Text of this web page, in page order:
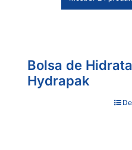
Bolsa de
Hydrapak